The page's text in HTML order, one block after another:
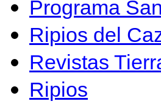
Programa
Ripios del
Revistas
Ripios